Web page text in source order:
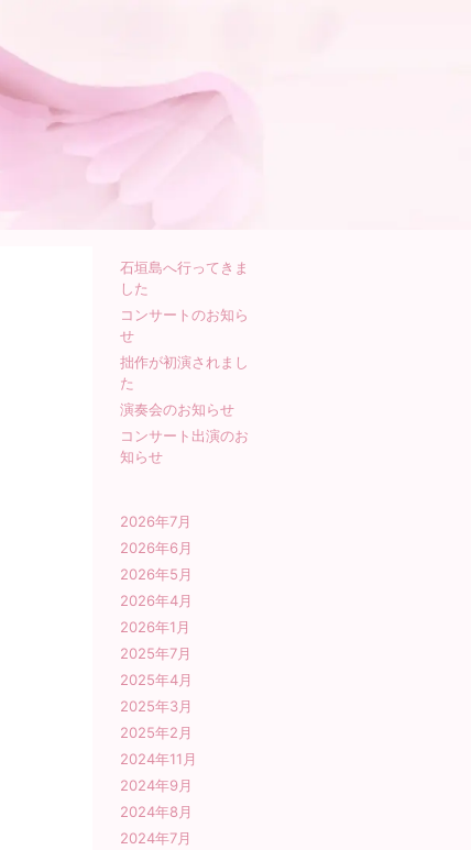
石垣島へ行ってきま
した
コンサートのお知ら
せ
拙作が初演されまし
た
演奏会のお知らせ
コンサート出演のお
知らせ
2026年7月
2026年6月
2026年5月
2026年4月
2026年1月
2025年7月
2025年4月
2025年3月
2025年2月
2024年11月
2024年9月
2024年8月
2024年7月